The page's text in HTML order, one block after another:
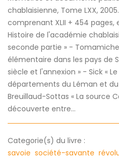
chablaisienne, Tome LXX,
comprenant XLII + 454 pages,
Histoire de l'académie
seconde partie » -
élémentaire dans les pays de
siècle et l'annexion » - Sick «
départements du Léman et
Breuillaud-Sottas « La source
découverte entre...
Categorie(s) du livre :
savoie société-savante